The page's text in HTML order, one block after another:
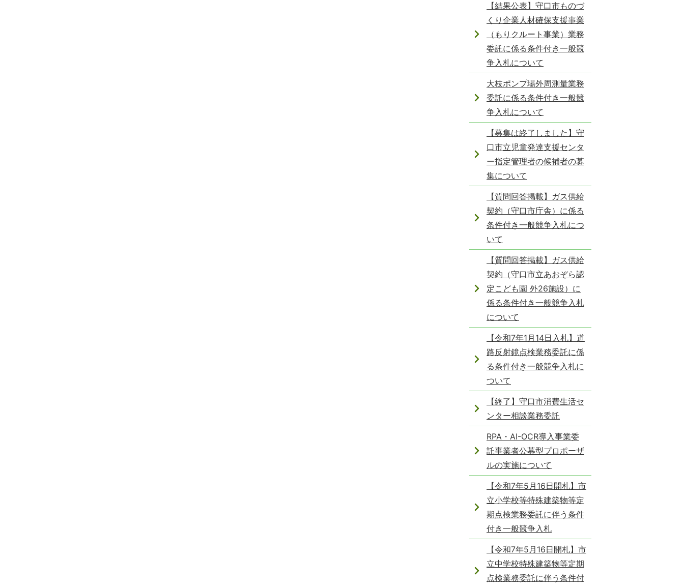
【結果公表】守口市ものづ
くり企業人材確保支援事業
（もりクルート事業）業務
委託に係る条件付き一般競
争入札について
大枝ポンプ場外周測量業務
委託に係る条件付き一般競
争入札について
【募集は終了しました】守
口市立児童発達支援センタ
ー指定管理者の候補者の募
集について
【質問回答掲載】ガス供給
契約（守口市庁舎）に係る
条件付き一般競争入札につ
いて
【質問回答掲載】ガス供給
契約（守口市立あおぞら認
定こども園 外26施設）に
係る条件付き一般競争入札
について
【令和7年1月14日入札】道
路反射鏡点検業務委託に係
る条件付き一般競争入札に
ついて
【終了】守口市消費生活セ
ンター相談業務委託
RPA・AI-OCR導入事業委
託事業者公募型プロポーザ
ルの実施について
【令和7年5月16日開札】市
立小学校等特殊建築物等定
期点検業務委託に伴う条件
付き一般競争入札
【令和7年5月16日開札】市
立中学校特殊建築物等定期
点検業務委託に伴う条件付